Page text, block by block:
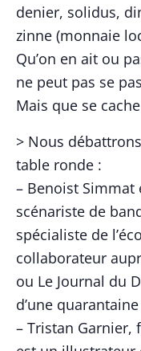
denier, solidus,
zinne (monnaie
Qu’on en ait ou
ne peut pas se
Mais que se
> Nous
table ronde :
– Benoist Simmat
scénariste de
spécialiste de
collaborateur
ou Le Journal du
d’une
– Tristan Garnier,